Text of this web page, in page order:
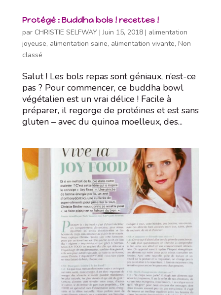
Protégé : Buddha bols ! recettes !
par CHRISTIE SELFWAY|Juin 15, 2018| alimentation
joyeuse, alimentation saine, alimentation vivante, Non
classé
Salut ! Les bols repas sont géniaux, n’est-ce
pas ? Pour commencer, ce buddha bowl
végétalien est un vrai délice ! Facile à
préparer, il regorge de protéines et est sans
gluten – avec du quinoa moelleux, des...